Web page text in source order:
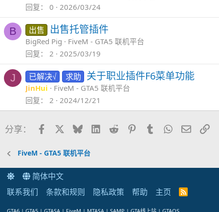
回复
0 2026/03/24
B 出售 出售托管插件
BigRed Pig
FiveM - GTA5 联机平台
回复
2 2025/03/19
J 已解决√ 求助 关于职业插件F6菜单功能
JinHui
FiveM - GTA5 联机平台
回复
2 2024/12/21
分享： FacebookBlueskyLinkedIn
Reddit PinterestTumblrWhatsApp
邮件
FiveM - GTA5 联机平台
简体中文
联系我们
条款和规则 隐私政策 帮助 主页
R